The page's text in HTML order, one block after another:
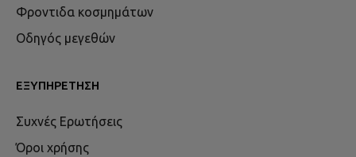
Φροντιδα κοσμημάτων
Οδηγός μεγεθών
ΕΞΥΠΗΡΈΤΗΣΗ
Συχνές Ερωτήσεις
Όροι χρήσης